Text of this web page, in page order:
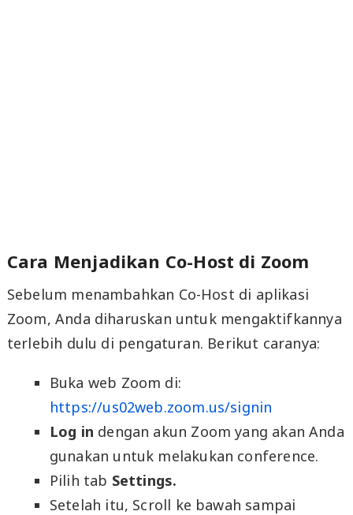
Cara Menjadikan Co-Host di Zoom
Sebelum menambahkan Co-Host di aplikasi
Zoom, Anda diharuskan untuk mengaktifkannya
terlebih dulu di pengaturan. Berikut caranya:
Buka web Zoom di:
https://us02web.zoom.us/signin
Log in dengan akun Zoom yang akan Anda
gunakan untuk melakukan conference.
Pilih tab Settings.
Setelah itu, Scroll ke bawah sampai